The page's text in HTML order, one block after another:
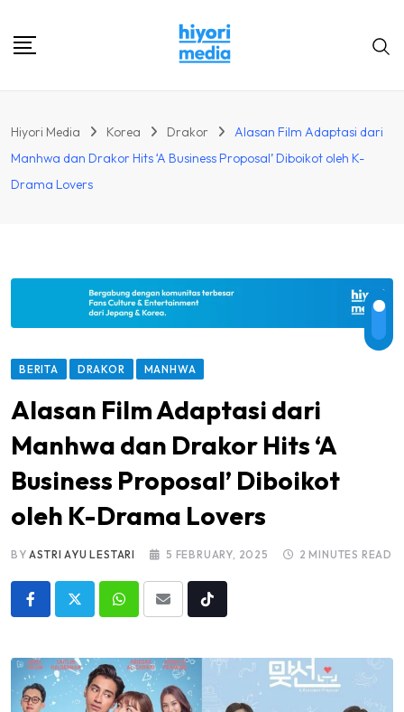
Hiyori Media Korea Drakor
Alasan Film Adaptasi dari
Manhwa dan Drakor Hits ‘A Business Proposal’ Diboikot oleh K-
Drama Lovers
BERITA DRAKOR MANHWA
Alasan Film Adaptasi dari
Manhwa dan Drakor Hits ‘A
Business Proposal’ Diboikot
oleh K-Drama Lovers
BYASTRI AYU LESTARI 5 FEBRUARY, 2025 2 MINUTES READ
Whatsapp
Share
Email
Tiktok